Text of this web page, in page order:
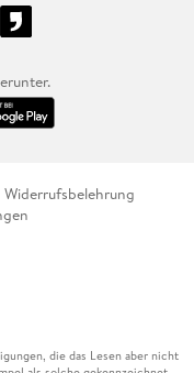
Widerrufsbelehrung
die das Lesen aber nicht